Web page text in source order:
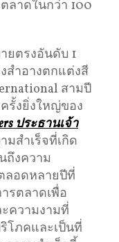
ลาดในกว่า 100
ยตรงอันดับ 1
ำอางตกแต่งสี
สามปี
รั้งยิ่งใหญ่ของ
ประธานเจ้า
มสำเร็จที่เกิด
ถึงความ
ลอดหลายปีที่
รตลาดเพื่อ
ความงามที่
โภคและเป็นที่